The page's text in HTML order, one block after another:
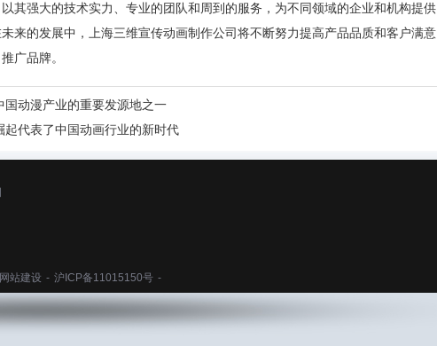
以其强大的技术实力、专业的团队和周到的服务，为不同领域的企业和机构提供
来的发展中，上海三维宣传动画制作公司将不断努力提高产品品质和客户满意
广品牌。
国动漫产业的重要发源地之一
起代表了中国动画行业的新时代
站建设 - 沪ICP备11015150号 -